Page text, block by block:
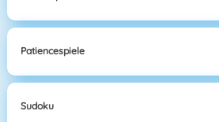
Patiencespiele
Sudoku